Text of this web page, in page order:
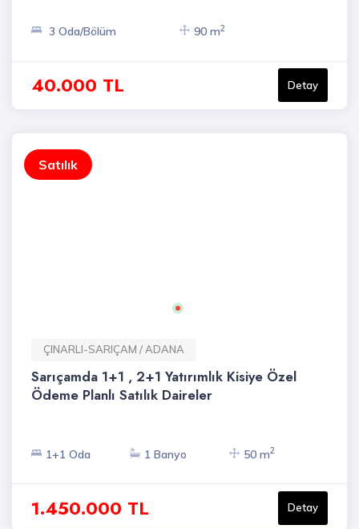
3 Oda/Bölüm 90 m2
40.000 TL Detay
Satılık
ÇINARLI-SARIÇAM / ADANA
Sarıçamda 1+1 , 2+1 Yatırımlık Kisiye Özel
Ödeme Planlı Satılık Daireler
1+1 Oda 1 Banyo 50 m2
1.450.000 TL Detay